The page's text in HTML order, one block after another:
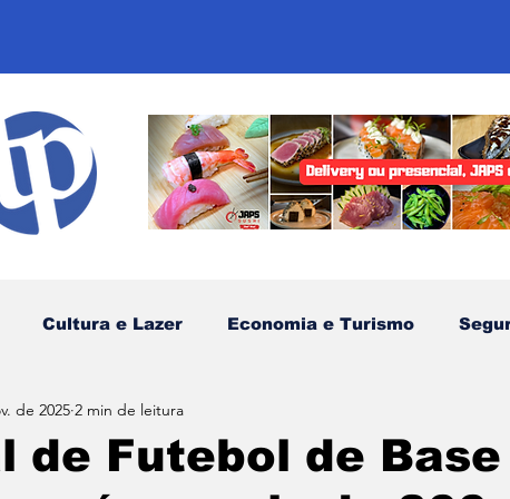
Cultura e Lazer Economia e Turismo
Comunidades Tradicionais
de Futebol de
de 2025 2 min de leitura